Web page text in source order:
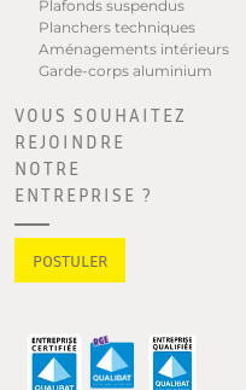
Plafonds suspendus
Planchers techniques
Aménagements intérieurs
Garde-corps aluminium
VOUS SOUHAITEZ
REJOINDRE
NOTRE
ENTREPRISE ?
POSTULER